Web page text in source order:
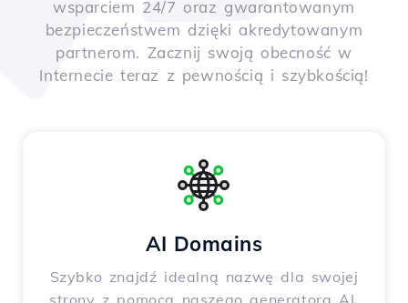
wsparciem 24/7 oraz gwarantowanym
bezpieczeństwem dzięki akredytowanym
partnerom. Zacznij swoją obecność w
Internecie teraz z pewnością i szybkością!
AI Domains
Szybko znajdź idealną nazwę dla swojej